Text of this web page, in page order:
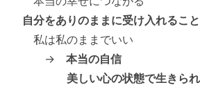
自分をありのままに受け入れるこ
私は私のままでいい
→ 本当の自信
美しい心の状態で生きら